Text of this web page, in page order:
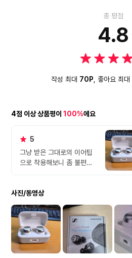
총 평점
4.8
작성 최대 70P, 좋아요 최대
4점 이상 상품평이 100%에요
5
그냥 받은 그대로의 이어팁
으로 착용해보니 좀 불편한
나게 좋다기보다는 깨끗한
느낌입니다.
사진/동영상